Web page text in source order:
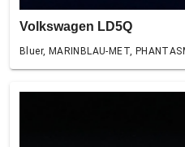
Volkswagen LD5Q
Bluer, MARINBLAU-MET,